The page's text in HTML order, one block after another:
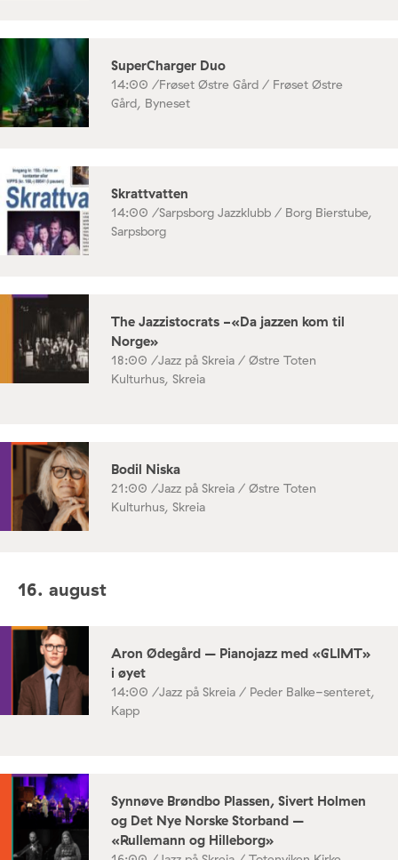
SuperCharger Duo
14:00 /Frøset Østre Gård / Frøset Østre
Gård, Byneset
Skrattvatten
14:00 /Sarpsborg Jazzklubb / Borg Bierstube,
Sarpsborg
The Jazzistocrats -«Da jazzen kom til
Norge»
18:00 /Jazz på Skreia / Østre Toten
Kulturhus, Skreia
Bodil Niska
21:00 /Jazz på Skreia / Østre Toten
Kulturhus, Skreia
16. august
Aron Ødegård – Pianojazz med «GLIMT»
i øyet
14:00 /Jazz på Skreia / Peder Balke-senteret,
Kapp
Synnøve Brøndbo Plassen, Sivert Holmen
og Det Nye Norske Storband –
«Rullemann og Hilleborg»